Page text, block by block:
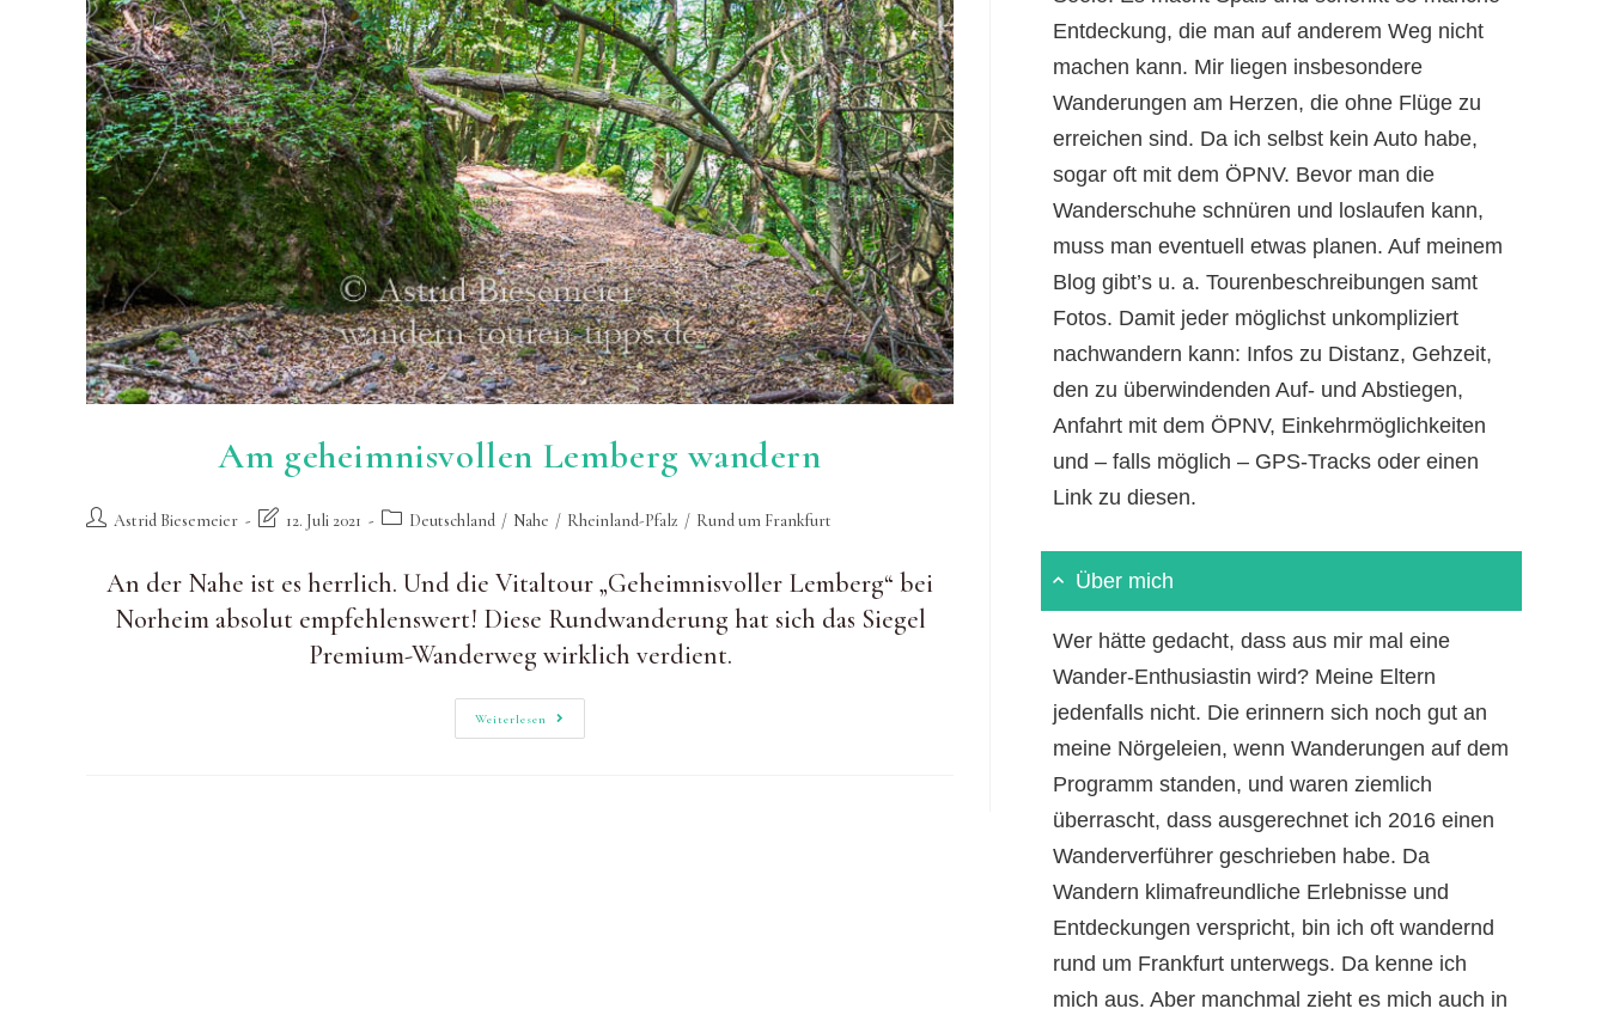
Am geheimnisvollen Lemberg wandern
Beitrags-Astrid Biesemeier
Beitrag
geändert
am:
12. Juli 2021
Beitrags-Deutschland / Nahe / Rheinland-Pfalz / Rund um Frankfurt
An der Nahe ist es herrlich. Und die Vitaltour „Geheimnisvoller Lemberg“ bei
Norheim absolut empfehlenswert! Diese Rundwanderung hat sich das Siegel
Premium-Wanderweg wirklich verdient.
Weiterlesen
Am
Geheimnisvollen
Entdeckung, die man auf anderem Weg nicht
machen kann. Mir liegen insbesondere
Wanderungen am Herzen, die ohne Flüge zu
erreichen sind. Da ich selbst kein Auto habe,
sogar oft mit dem ÖPNV. Bevor man die
Wanderschuhe schnüren und loslaufen kann,
muss man eventuell etwas planen. Auf meinem
Blog gibt’s u. a. Tourenbeschreibungen samt
Fotos. Damit jeder möglichst unkompliziert
nachwandern kann: Infos zu Distanz, Gehzeit,
den zu überwindenden Auf- und Abstiegen,
Anfahrt mit dem ÖPNV, Einkehrmöglichkeiten
und – falls möglich – GPS-Tracks oder einen
Link zu diesen.
Über mich
Wer hätte gedacht, dass aus mir mal eine
Wander-Enthusiastin wird? Meine Eltern
jedenfalls nicht. Die erinnern sich noch gut an
meine Nörgeleien, wenn Wanderungen auf dem
Programm standen, und waren ziemlich
überrascht, dass ausgerechnet ich 2016 einen
Wanderverführer geschrieben habe. Da
Wandern klimafreundliche Erlebnisse und
Entdeckungen verspricht, bin ich oft wandernd
rund um Frankfurt unterwegs. Da kenne ich
mich aus. Aber manchmal zieht es mich auch in